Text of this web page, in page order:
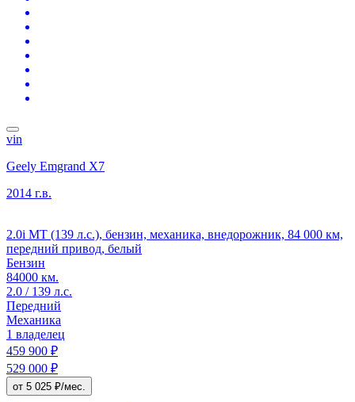
vin
Geely Emgrand X7
2014 г.в.
2.0i MT (139 л.с.), бензин, механика, внедорожник, 84 000 км,
передний привод, белый
Бензин
84000 км.
2.0 / 139 л.с.
Передний
Механика
1 владелец
459 900 ₽
529 000 ₽
от 5 025 ₽/мес.